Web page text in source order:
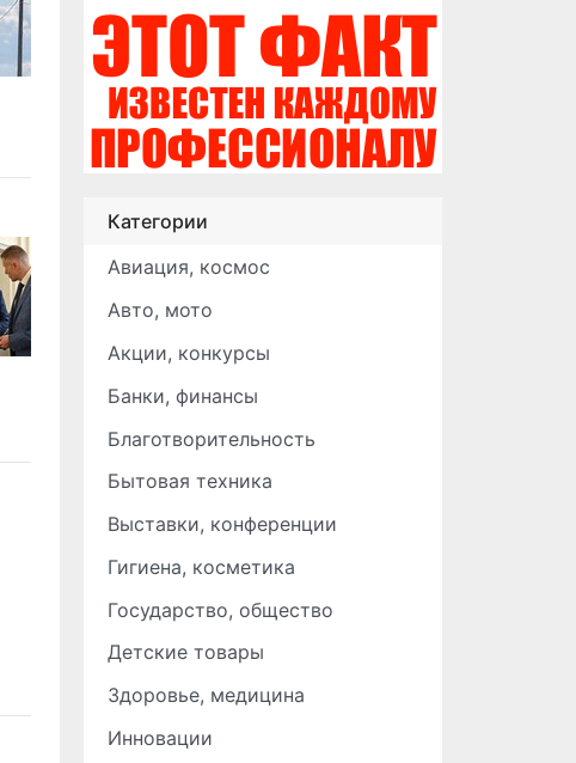
Категории
Авиация, космос
Авто, мото
Акции, конкурсы
Банки, финансы
Благотворительность
Бытовая техника
Выставки, конференции
Гигиена, косметика
Государство, общество
Детские товары
Здоровье, медицина
Инновации